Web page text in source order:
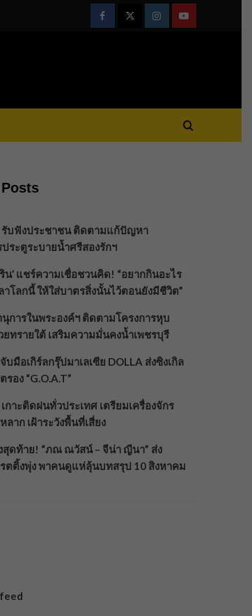
FacebookTwitterInstagramYoutube
รับฟังประชาชน ติดตามแก้ปัญหา
ประตูระบายน้ำศรีสองรักฯ
น’ แชร์ความเชื่อชวนคิด! “อยากกินอะไร
าโลกนี้ ให้ใส่บาตรสิ่งนั้นไว้ตอนยังมีชีวิต”
นุการในพระองค์ฯ ติดตามโครงการหุบ
ยทรายใต้ เสริมความมั่นคงน้ำเพชรบุรี
จับมือเกิร์ลกรุ๊ปมาเลเซีย DOLLA ส่งซิงเกิล
อง “G.O.A.T”
กาะติดฝนทั่วประเทศ เตรียมเครื่องจักร
ลาก เฝ้าระวังพื้นที่เสี่ยง
สุดท้าย! “ภณ ณวัสน์ – จีน่า ญีนา” ส่ง
รตติ้งพุ่ง พาคนดูแห่ลุ้นบทสรุป 10 สิงหาคม